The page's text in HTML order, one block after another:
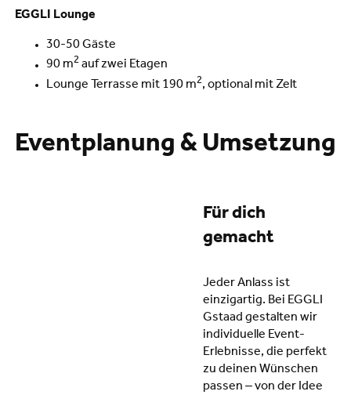
EGGLI Lounge
30-50 Gäste
90 m2 auf zwei Etagen
Lounge Terrasse mit 190 m2, optional mit Zelt
Eventplanung & Umsetzung
Für dich
gemacht
Jeder Anlass ist
einzigartig. Bei EGGLI
Gstaad gestalten wir
individuelle Event-
Erlebnisse, die perfekt
zu deinen Wünschen
passen – von der Idee